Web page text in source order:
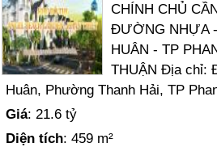
CHÍNH CHỦ
ĐƯỜNG NHỰA
HUÂN - TP
THUẬN Địa chỉ:
Huân, Phường Thanh Hải, TP
Giá: 21.6 tỷ
Diện tích: 459 m²